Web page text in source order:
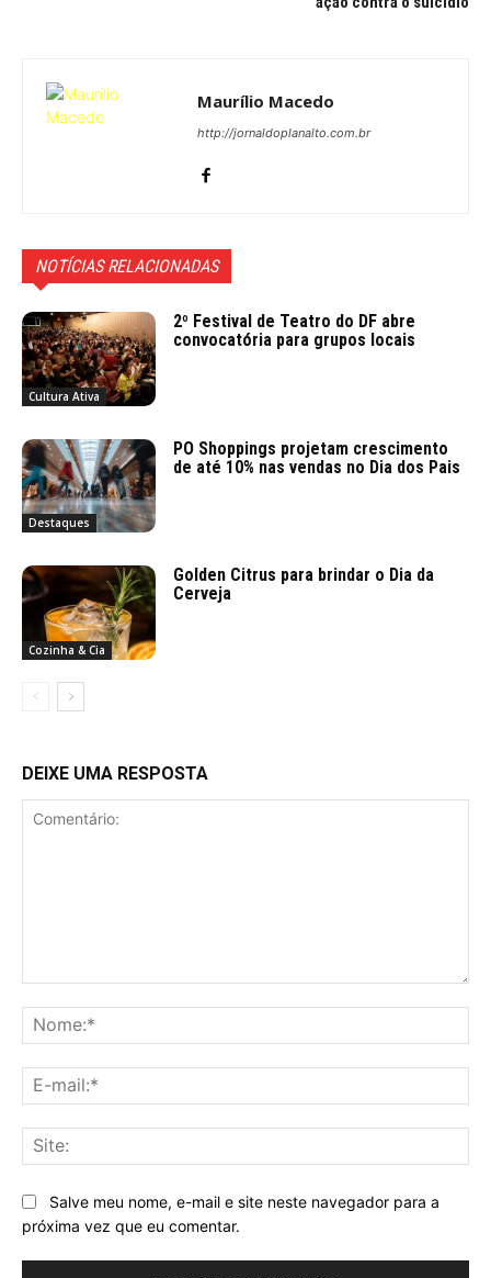
Maurílio Macedo
http://jornaldoplanalto.com.br
NOTÍCIAS RELACIONADAS
Cultura Ativa
2º Festival de Teatro do DF abre
convocatória para grupos locais
Destaques
PO Shoppings projetam crescimento
de até 10% nas vendas no Dia dos Pais
Cozinha & Cia
Golden Citrus para brindar o Dia da
Cerveja
DEIXE UMA RESPOSTA
Salve meu nome, e-mail e site neste navegador para a
próxima vez que eu comentar.